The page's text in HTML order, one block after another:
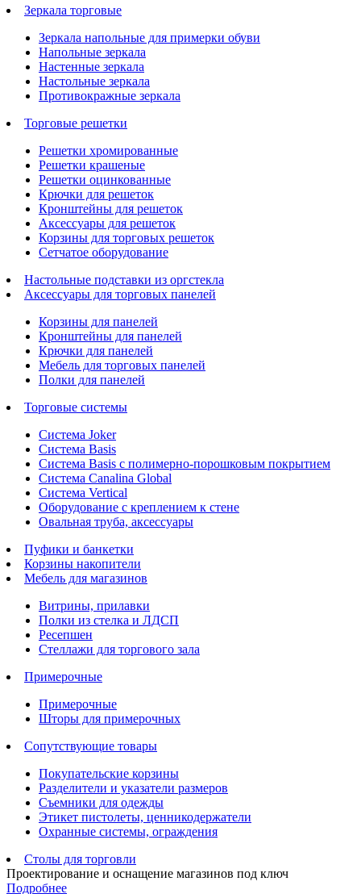
Зеркала торговые
Зеркала напольные для примерки обуви
Напольные зеркала
Настенные зеркала
Настольные зеркала
Противокражные зеркала
Торговые решетки
Решетки хромированные
Решетки крашеные
Решетки оцинкованные
Крючки для решеток
Кронштейны для решеток
Аксессуары для решеток
Корзины для торговых решеток
Сетчатое оборудование
Настольные подставки из оргстекла
Аксессуары для торговых панелей
Корзины для панелей
Кронштейны для панелей
Крючки для панелей
Мебель для торговых панелей
Полки для панелей
Торговые системы
Система Joker
Система Basis
Система Basis с полимерно-порошковым покрытием
Система Canalina Global
Система Vertical
Оборудование с креплением к стене
Овальная труба, аксессуары
Пуфики и банкетки
Корзины накопители
Мебель для магазинов
Витрины, прилавки
Полки из стелка и ЛДСП
Ресепшен
Стеллажи для торгового зала
Примерочные
Примерочные
Шторы для примерочных
Сопутствующие товары
Покупательские корзины
Разделители и указатели размеров
Съемники для одежды
Этикет пистолеты, ценникодержатели
Охранные системы, ограждения
Столы для торговли
Проектирование и оснащение магазинов под ключ
Подробнее